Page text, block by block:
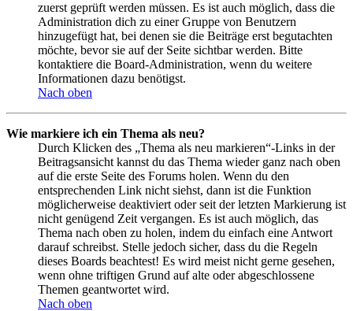
zuerst geprüft werden müssen. Es ist auch möglich, dass die
Administration dich zu einer Gruppe von Benutzern
hinzugefügt hat, bei denen sie die Beiträge erst begutachten
möchte, bevor sie auf der Seite sichtbar werden. Bitte
kontaktiere die Board-Administration, wenn du weitere
Informationen dazu benötigst.
Nach oben
Wie markiere ich ein Thema als neu?
Durch Klicken des „Thema als neu markieren“-Links in der
Beitragsansicht kannst du das Thema wieder ganz nach oben
auf die erste Seite des Forums holen. Wenn du den
entsprechenden Link nicht siehst, dann ist die Funktion
möglicherweise deaktiviert oder seit der letzten Markierung ist
nicht genügend Zeit vergangen. Es ist auch möglich, das
Thema nach oben zu holen, indem du einfach eine Antwort
darauf schreibst. Stelle jedoch sicher, dass du die Regeln
dieses Boards beachtest! Es wird meist nicht gerne gesehen,
wenn ohne triftigen Grund auf alte oder abgeschlossene
Themen geantwortet wird.
Nach oben